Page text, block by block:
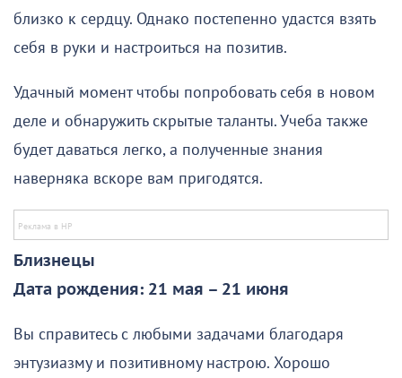
близко к сердцу. Однако постепенно удастся взять
себя в руки и настроиться на позитив.
Удачный момент чтобы попробовать себя в новом
деле и обнаружить скрытые таланты. Учеба также
будет даваться легко, а полученные знания
наверняка вскоре вам пригодятся.
Близнецы
Дата рождения: 21 мая – 21 июня
Вы справитесь с любыми задачами благодаря
энтузиазму и позитивному настрою. Хорошо